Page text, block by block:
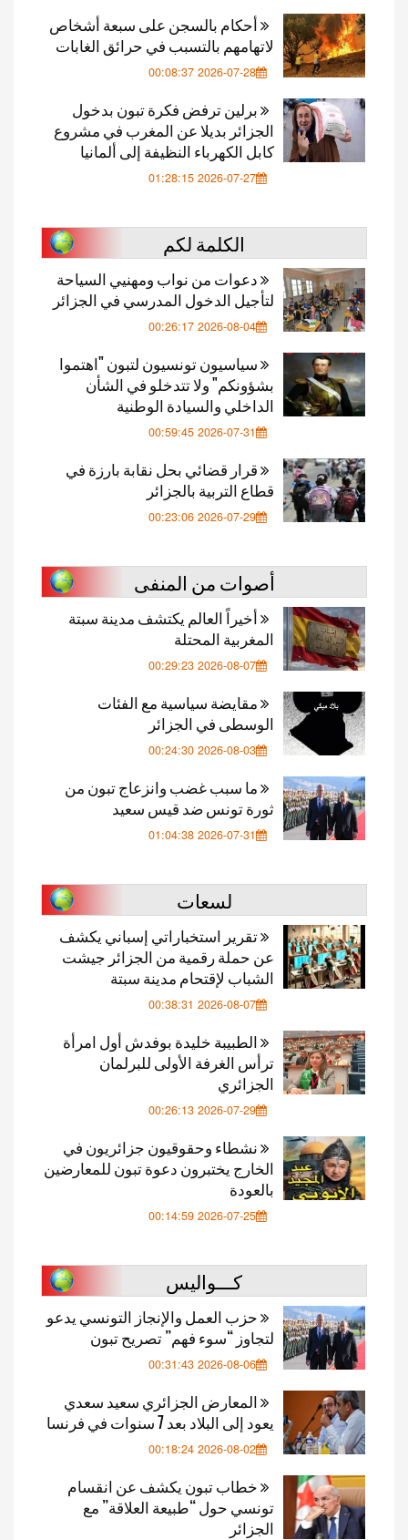
أحكام بالسجن على سبعة أشخاص
لاتهامهم بالتسبب في حرائق الغابات
2026-07-28 00:08:37
برلين ترفض فكرة تبون بدخول
الجزائر بديلا عن المغرب في مشروع
كابل الكهرباء النظيفة إلى ألمانيا
2026-07-27 01:28:15
الكلمة لكم
دعوات من نواب ومهنيي السياحة
لتأجيل الدخول المدرسي في الجزائر
2026-08-04 00:26:17
سياسيون تونسيون لتبون "اهتموا
بشؤونكم" ولا تتدخلو في الشأن
الداخلي والسيادة الوطنية
2026-07-31 00:59:45
قرار قضائي بحل نقابة بارزة في
قطاع التربية بالجزائر
2026-07-29 00:23:06
أصوات من المنفى
أخيراً العالم يكتشف مدينة سبتة
المغربية المحتلة
2026-08-07 00:29:23
مقايضة سياسية مع الفئات
الوسطى في الجزائر
2026-08-03 00:24:30
ما سبب غضب وانزعاج تبون من
ثورة تونس ضد قيس سعيد
2026-07-31 01:04:38
لسعات
تقرير استخباراتي إسباني يكشف
عن حملة رقمية من الجزائر جيشت
الشباب لإقتحام مدينة سبتة
2026-08-07 00:38:31
الطبيبة خليدة بوفدش أول امرأة
ترأس الغرفة الأولى للبرلمان
الجزائري
2026-07-29 00:26:13
نشطاء وحقوقيون جزائريون في
الخارج يختبرون دعوة تبون للمعارضين
بالعودة
2026-07-25 00:14:59
كـــواليس
حزب العمل والإنجاز التونسي يدعو
لتجاوز “سوء فهم” تصريح تبون
2026-08-06 00:31:43
المعارض الجزائري سعيد سعدي
يعود إلى البلاد بعد 7 سنوات في فرنسا
2026-08-02 00:18:24
خطاب تبون يكشف عن انقسام
تونسي حول “طبيعة العلاقة” مع
الجزائر